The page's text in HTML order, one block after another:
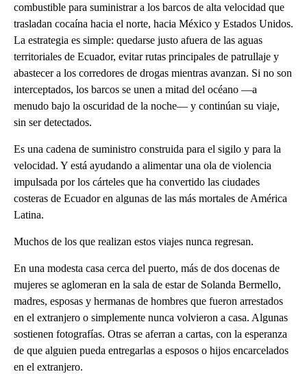
combustible para suministrar a los barcos de alta velocidad que
trasladan cocaína hacia el norte, hacia México y Estados Unidos.
La estrategia es simple: quedarse justo afuera de las aguas
territoriales de Ecuador, evitar rutas principales de patrullaje y
abastecer a los corredores de drogas mientras avanzan. Si no son
interceptados, los barcos se unen a mitad del océano —a
menudo bajo la oscuridad de la noche— y continúan su viaje,
sin ser detectados.
Es una cadena de suministro construida para el sigilo y para la
velocidad. Y está ayudando a alimentar una ola de violencia
impulsada por los cárteles que ha convertido las ciudades
costeras de Ecuador en algunas de las más mortales de América
Latina.
Muchos de los que realizan estos viajes nunca regresan.
En una modesta casa cerca del puerto, más de dos docenas de
mujeres se aglomeran en la sala de estar de Solanda Bermello,
madres, esposas y hermanas de hombres que fueron arrestados
en el extranjero o simplemente nunca volvieron a casa. Algunas
sostienen fotografías. Otras se aferran a cartas, con la esperanza
de que alguien pueda entregarlas a esposos o hijos encarcelados
en el extranjero.